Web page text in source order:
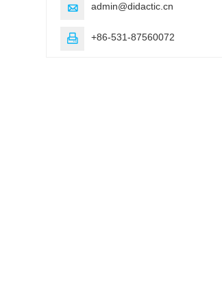
 admin@didactic.cn
 +86-531-87560072